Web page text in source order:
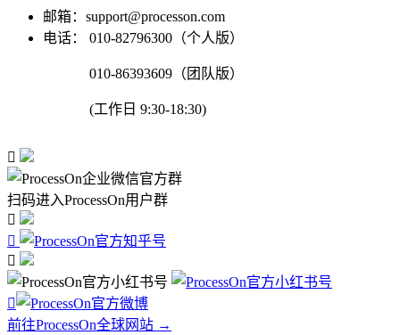
邮箱：support@processon.com
电话：
010-82796300（个人版）
010-86393609（团队版）
(工作日 9:30-18:30)

扫码进入ProcessOn用户群




前往ProcessOn全球网站 →